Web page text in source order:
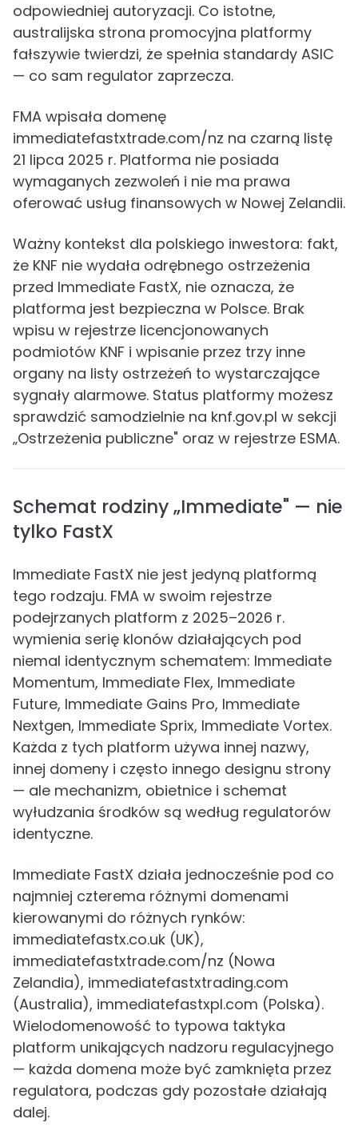
odpowiedniej autoryzacji. Co istotne,
australijska strona promocyjna platformy
fałszywie twierdzi, że spełnia standardy ASIC
— co sam regulator zaprzecza.
FMA wpisała domenę
immediatefastxtrade.com/nz na czarną listę
21 lipca 2025 r. Platforma nie posiada
wymaganych zezwoleń i nie ma prawa
oferować usług finansowych w Nowej Zelandii.
Ważny kontekst dla polskiego inwestora: fakt,
że KNF nie wydała odrębnego ostrzeżenia
przed Immediate FastX, nie oznacza, że
platforma jest bezpieczna w Polsce. Brak
wpisu w rejestrze licencjonowanych
podmiotów KNF i wpisanie przez trzy inne
organy na listy ostrzeżeń to wystarczające
sygnały alarmowe. Status platformy możesz
sprawdzić samodzielnie na knf.gov.pl w sekcji
„Ostrzeżenia publiczne" oraz w rejestrze ESMA.
Schemat rodziny „Immediate" — nie
tylko FastX
Immediate FastX nie jest jedyną platformą
tego rodzaju. FMA w swoim rejestrze
podejrzanych platform z 2025–2026 r.
wymienia serię klonów działających pod
niemal identycznym schematem: Immediate
Momentum, Immediate Flex, Immediate
Future, Immediate Gains Pro, Immediate
Nextgen, Immediate Sprix, Immediate Vortex.
Każda z tych platform używa innej nazwy,
innej domeny i często innego designu strony
— ale mechanizm, obietnice i schemat
wyłudzania środków są według regulatorów
identyczne.
Immediate FastX działa jednocześnie pod co
najmniej czterema różnymi domenami
kierowanymi do różnych rynków:
immediatefastx.co.uk (UK),
immediatefastxtrade.com/nz (Nowa
Zelandia), immediatefastxtrading.com
(Australia), immediatefastxpl.com (Polska).
Wielodomenowość to typowa taktyka
platform unikających nadzoru regulacyjnego
— każda domena może być zamknięta przez
regulatora, podczas gdy pozostałe działają
dalej.